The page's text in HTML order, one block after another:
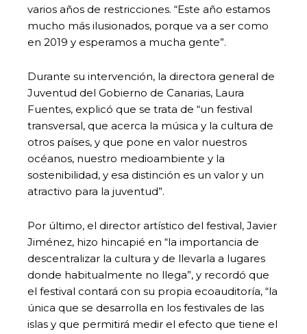
varios años de restricciones. “Este año estamos
mucho más ilusionados, porque va a ser como
en 2019 y esperamos a mucha gente”.
Durante su intervención, la directora general de
Juventud del Gobierno de Canarias, Laura
Fuentes, explicó que se trata de “un festival
transversal, que acerca la música y la cultura de
otros países, y que pone en valor nuestros
océanos, nuestro medioambiente y la
sostenibilidad, y esa distinción es un valor y un
atractivo para la juventud”.
Por último, el director artístico del festival, Javier
Jiménez, hizo hincapié en “la importancia de
descentralizar la cultura y de llevarla a lugares
donde habitualmente no llega”, y recordó que
el festival contará con su propia ecoauditoría, “la
única que se desarrolla en los festivales de las
islas y que permitirá medir el efecto que tiene el